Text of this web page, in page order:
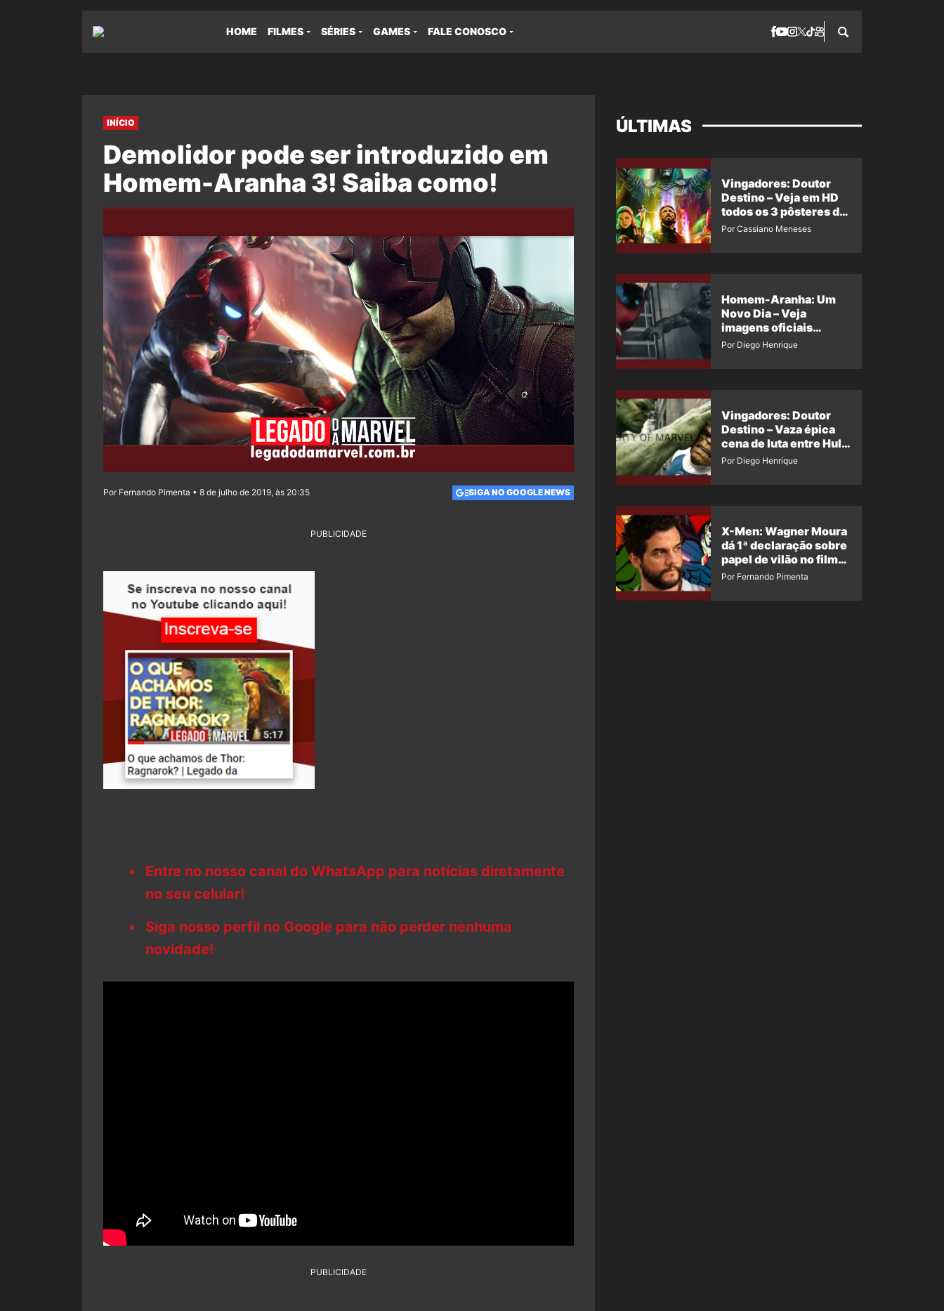
HOME FILMES SÉRIES GAMES FALE CONOSCO
INÍCIO
Demolidor pode ser introduzido em
Homem-Aranha 3! Saiba como!
Por Fernando Pimenta • 8 de julho de 2019, às 20:35 SIGA NO GOOGLE NEWS
PUBLICIDADE
Entre no nosso canal do WhatsApp para notícias diretamente
no seu celular!
Siga nosso perfil no Google para não perder nenhuma
novidade!
PUBLICIDADE
ÚLTIMAS
Vingadores: Doutor
Destino – Veja em HD
todos os 3 pôsteres de
‘Doomsday’ + 1 imagem
Por Cassiano Meneses
Homem-Aranha: Um
Novo Dia – Veja
imagens oficiais
descartadas do Hulk
Por Diego Henrique
Vingadores: Doutor
Destino – Vaza épica
cena de luta entre Hulk
e o Coisa
Por Diego Henrique
X-Men: Wagner Moura
dá 1ª declaração sobre
papel de vilão no filme
da Marvel
Por Fernando Pimenta